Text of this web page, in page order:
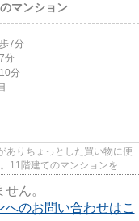
マンション
7分
分
分
ありちょっとした買い物に便
11階建てのマンションを是
ん。
のお問い合わせはこ